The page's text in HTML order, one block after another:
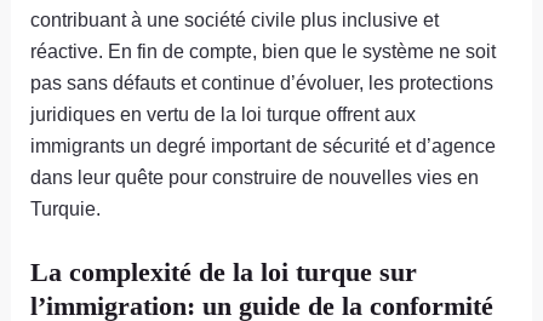
contribuant à une société civile plus inclusive et
réactive. En fin de compte, bien que le système ne soit
pas sans défauts et continue d’évoluer, les protections
juridiques en vertu de la loi turque offrent aux
immigrants un degré important de sécurité et d’agence
dans leur quête pour construire de nouvelles vies en
Turquie.
La complexité de la loi turque sur
l’immigration: un guide de la conformité